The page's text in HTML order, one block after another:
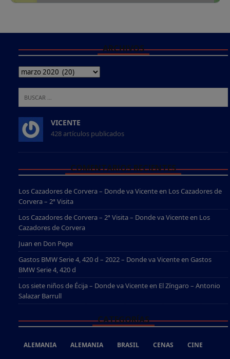
ARCHIVOS
VICENTE
428 artículos publicados
COMENTARIOS RECIENTES
Los Cazadores de Corvera – Donde va Vicenteen Los Cazadores de
Corvera – 2ª Visita
Los Cazadores de Corvera – 2ª Visita – Donde va Vicenteen Los
Cazadores de Corvera
Juan en Don Pepe
Gastos BMW Serie 4, 420 d – 2022 – Donde va Vicenteen Gastos
BMW Serie 4, 420 d
Los siete niños de Écija – Donde va Vicenteen El Zíngaro – Antonio
Salazar Barrull
CATEGORÍAS
ALEMANIA ALEMANIA BRASIL CENAS CINE